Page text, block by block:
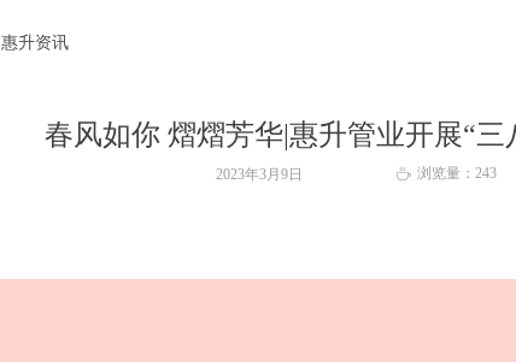
惠升资讯
春风如你 熠熠芳华|惠升管业开展“三
2023年3月9日 ꄘ 浏览量： 243